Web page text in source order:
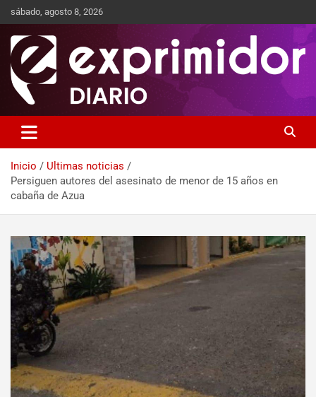
sábado, agosto 8, 2026
Exprimidor media
Inicio
Ultimas noticias
Persiguen autores del asesinato de menor de 15 años en
cabaña de Azua